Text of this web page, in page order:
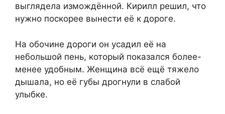
выглядела измождённой. Кирилл решил, что
нужно поскорее вынести её к дороге.
На обочине дороги он усадил её на
небольшой пень, который показался более-
менее удобным. Женщина всё ещё тяжело
дышала, но её губы дрогнули в слабой
улыбке.